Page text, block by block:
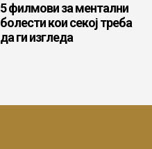
5 филмови за ментални
болести кои секој треба
да ги изгледа